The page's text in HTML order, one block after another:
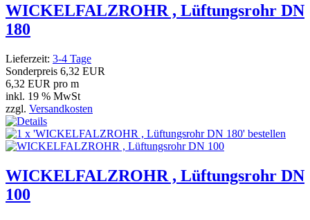
WICKELFALZROHR , Lüftungsrohr DN
180
Lieferzeit: 3-4 Tage
Sonderpreis 6,32 EUR
6,32 EUR pro m
inkl. 19 % MwSt
zzgl. Versandkosten
WICKELFALZROHR , Lüftungsrohr DN
100